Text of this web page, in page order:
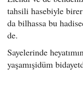
tahsili hasebiyle
da bilhassa bu
de.
Sayelerinde
yaşamışidüm